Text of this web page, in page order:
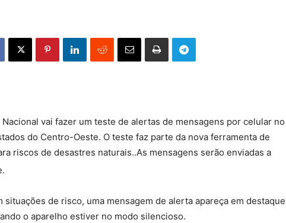
vai fazer um teste de alertas de mensagens por celular no
do Centro-Oeste. O teste faz parte da nova ferramenta de
riscos de desastres naturais..As mensagens serão enviadas a
situações de risco, uma mensagem de alerta apareça em destaque
o aparelho estiver no modo silencioso.